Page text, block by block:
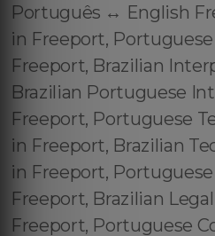
Português ↔️ English
in Freeport,
Freeport, Brazilian
Brazilian Portuguese
Freeport, Portuguese
in Freeport, Brazilian
in Freeport,
Freeport, Brazilian
Freeport, Portuguese